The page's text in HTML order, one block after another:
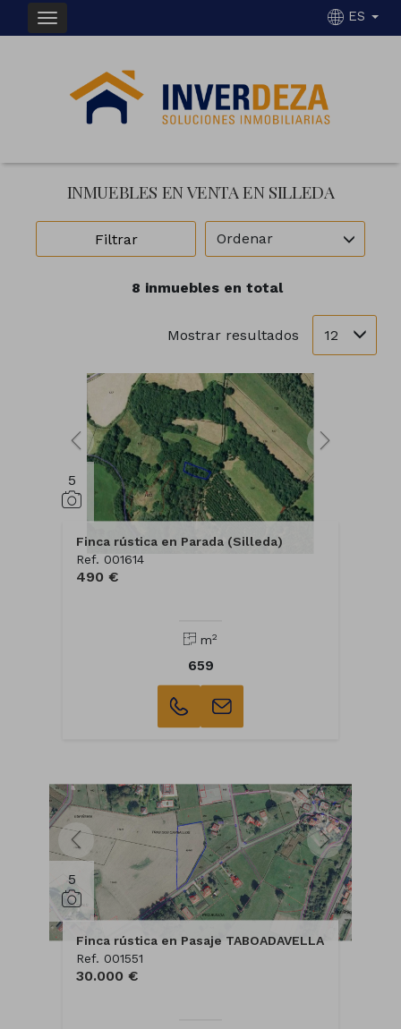
ES
INMUEBLES EN VENTA EN SILLEDA
Filtrar Ordenar
8 inmuebles en total
Mostrar resultados 12
5
Finca rústica en Parada (Silleda)
Ref. 001614
490 €
m2
659
5
Finca rústica en Pasaje TABOADAVELLA
Ref. 001551
30.000 €